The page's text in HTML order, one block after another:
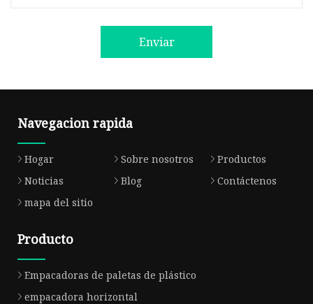
Enviar
Navegacion rapida
Hogar Sobre nosotros
Productos
Noticias
Blog
Contáctenos
mapa del sitio
Producto
Empacadoras de paletas de plástico
empacadora horizontal